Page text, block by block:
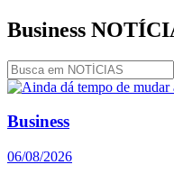
Business
Business
06/08/2026